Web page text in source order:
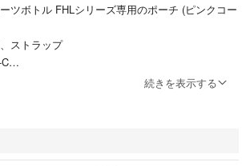
ツボトル FHLシリーズ専用のポーチ (ピンクコー
ストラップ
ツボトル FHLシリーズ専用のポーチ (ピンクコー
続きを表示する